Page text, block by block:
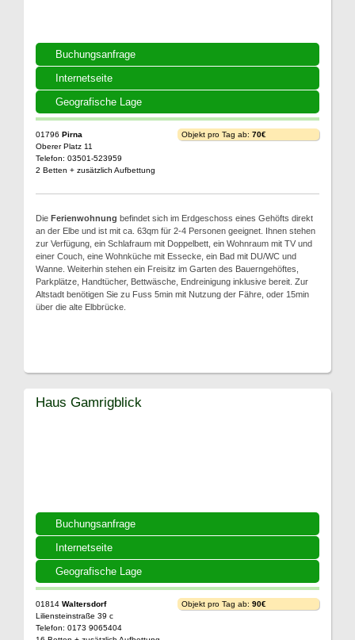
Buchungsanfrage
Internetseite
Geografische Lage
01796 Pirna
Oberer Platz 11
Telefon: 03501-523959
2 Betten + zusätzlich Aufbettung
Objekt pro Tag ab: 70€
Die Ferienwohnung befindet sich im Erdgeschoss eines Gehöfts direkt
an der Elbe und ist mit ca. 63qm für 2-4 Personen geeignet. Ihnen stehen
zur Verfügung, ein Schlafraum mit Doppelbett, ein Wohnraum mit TV und
einer Couch, eine Wohnküche mit Essecke, ein Bad mit DU/WC und
Wanne. Weiterhin stehen ein Freisitz im Garten des Bauerngehöftes,
Parkplätze, Handtücher, Bettwäsche, Endreinigung inklusive bereit. Zur
Altstadt benötigen Sie zu Fuss 5min mit Nutzung der Fähre, oder 15min
über die alte Elbbrücke.
Buchungsanfrage
Internetseite
Geografische Lage
Haus Gamrigblick
01814 Waltersdorf
Liliensteinstraße 39 c
Telefon: 0173 9065404
Objekt pro Tag ab: 90€